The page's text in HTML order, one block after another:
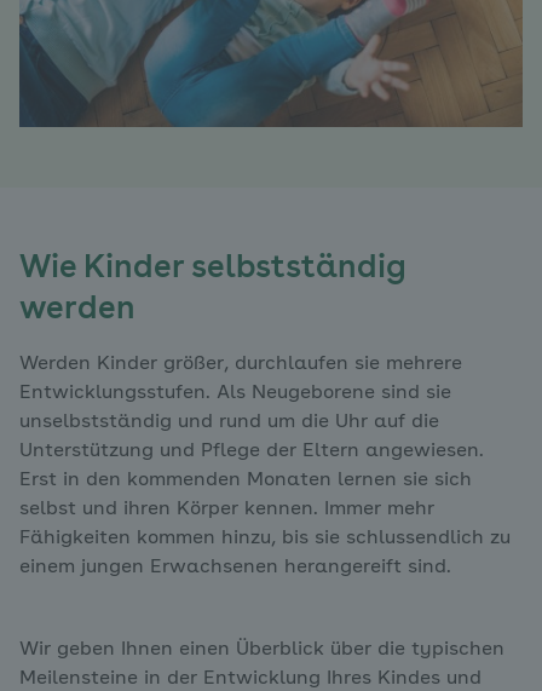
Wie Kinder selbstständig
werden
Werden Kinder größer, durchlaufen sie mehrere
Entwicklungsstufen. Als Neugeborene sind sie
unselbstständig und rund um die Uhr auf die
Unterstützung und Pflege der Eltern angewiesen.
Erst in den kommenden Monaten lernen sie sich
selbst und ihren Körper kennen. Immer mehr
Fähigkeiten kommen hinzu, bis sie schlussendlich zu
einem jungen Erwachsenen herangereift sind.
Wir geben Ihnen einen Überblick über die typischen
Meilensteine in der Entwicklung Ihres Kindes und